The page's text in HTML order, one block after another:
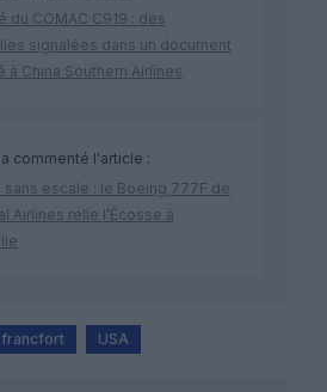
du COMAC C919 : des
signalées dans un document
à China Southern Airlines
commenté l'article :
sans escale : le Boeing 777F de
Airlines relie l’Écosse à
francfort USA